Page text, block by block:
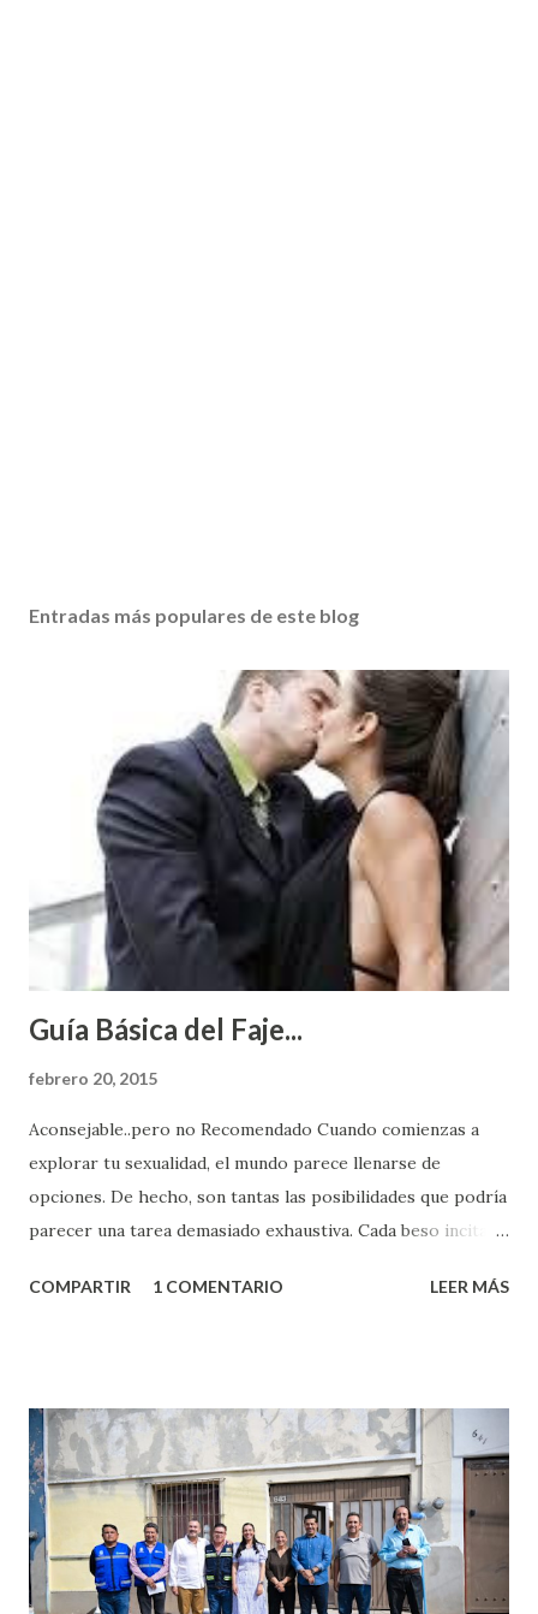
Entradas más populares de este blog
Guía Básica del Faje...
febrero 20, 2015
Aconsejable..pero no Recomendado Cuando comienzas a
explorar tu sexualidad, el mundo parece llenarse de
opciones. De hecho, son tantas las posibilidades que podría
parecer una tarea demasiado exhaustiva. Cada beso incita
partes de ti que jamás hubieras imaginado. El problema es
conoces ni la mitad de lo que deberías saber. Pero incluso
quienes ya han tenido relaciones sexuales no son expertos
o expertas en el tema. Siempre hay algo nuevo que
aprender y nuevas experiencias que conocer. Si eres una
chica y aún no has tenido relaciones sexuales, tal vez
pienses que el sexo será increíble y no puedas esperar para
COMPARTIR 1 COMENTARIO LEER MÁS